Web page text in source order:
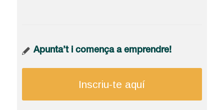
Apunta’t i comença a emprendre!
Inscriu-te aquí